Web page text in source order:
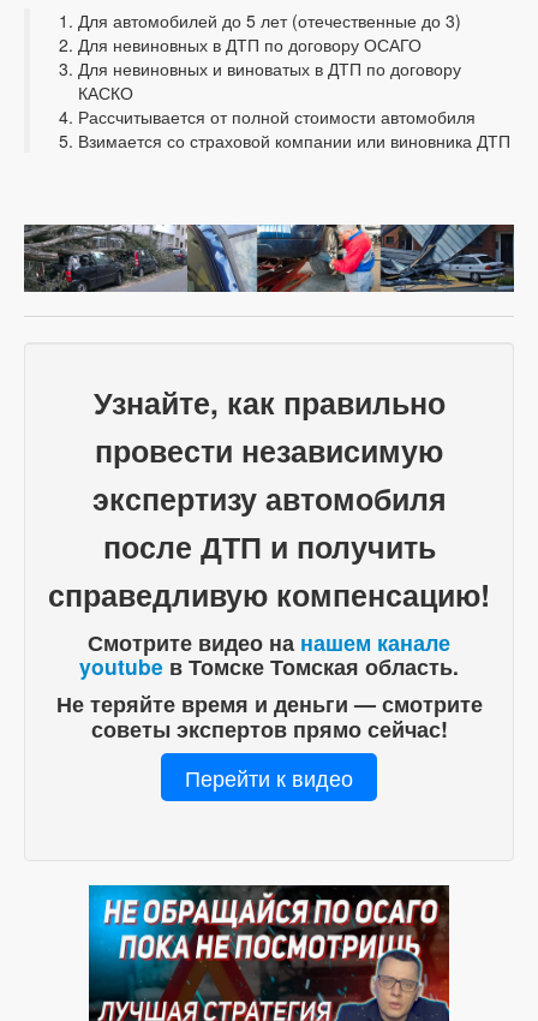
Для автомобилей до 5 лет (отечественные до 3)
Для невиновных в ДТП по договору ОСАГО
Для невиновных и виноватых в ДТП по договору
КАСКО
Рассчитывается от полной стоимости автомобиля
Взимается со страховой компании или виновника ДТП
Узнайте, как правильно
провести независимую
экспертизу автомобиля
после ДТП и получить
справедливую компенсацию!
Смотрите видео на нашем канале
youtube в Томске Томская область.
Не теряйте время и деньги — смотрите
советы экспертов прямо сейчас!
Перейти к видео